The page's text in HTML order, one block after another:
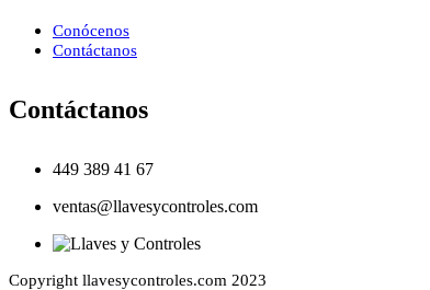
Conócenos
Contáctanos
Contáctanos
449 389 41 67
ventas@llavesycontroles.com
Copyright llavesycontroles.com 2023